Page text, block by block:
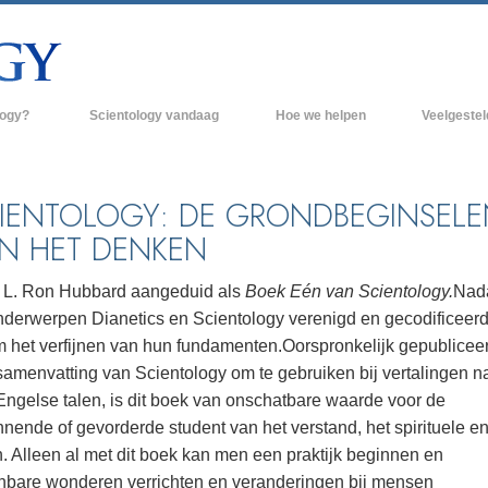
over
scientoloog
van Scientology
Scientology vandaag
Hogere Organisaties
Freewinds
Scientology beschikbaar maken voor de
hele wereld
David Miscavige - Kerkelijk Leider van
Scientology
Hoe we helpen
DE
HET DENKEN
L. Ron Hubbard aangeduid als Boek Eén van Scientology.
Dianetics en Scientology verenigd en
het verfijnen van hun fundamenten.Oorspronkelijk
van Scientology om te gebruiken bij vertalingen
talen, is dit boek van onschatbare waarde voor de
of gevorderde student van het verstand, het spirituele
Alleen al met dit boek kan men een praktijk beginnen en
wonderen verrichten en veranderingen bij mensen